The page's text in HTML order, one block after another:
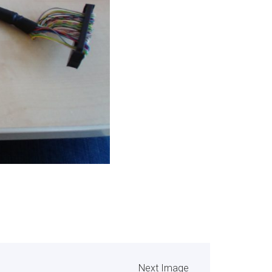
Next Image